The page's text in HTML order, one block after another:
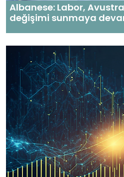
Albanese: Labor,
değişimi sunmaya